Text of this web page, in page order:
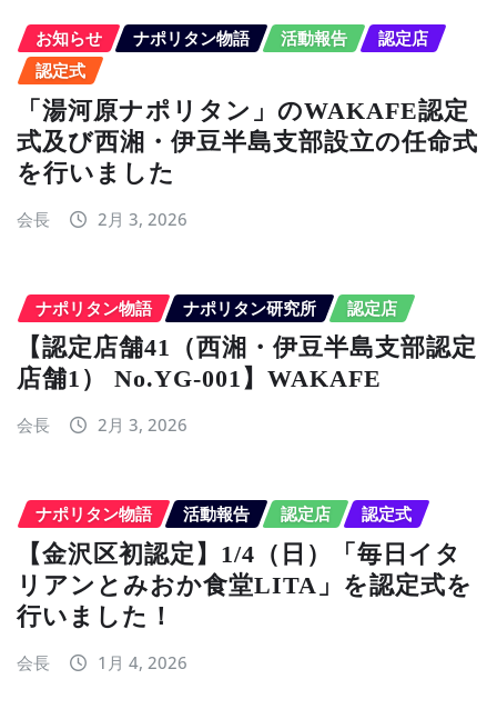
お知らせ ナポリタン物語 活動報告
認定店
認定式
「湯河原ナポリタン」のWAKAFE認定
式及び西湘・伊豆半島支部設立の任命式
を行いました
会長 2月 3, 2026
ナポリタン物語 ナポリタン研究所 認定店
【認定店舗41（西湘・伊豆半島支部認定
店舗1） No.YG-001】WAKAFE
会長 2月 3, 2026
ナポリタン物語 活動報告 認定店 認定式
【金沢区初認定】1/4（日）「毎日イタ
リアンとみおか食堂LITA」を認定式を
行いました！
会長 1月 4, 2026